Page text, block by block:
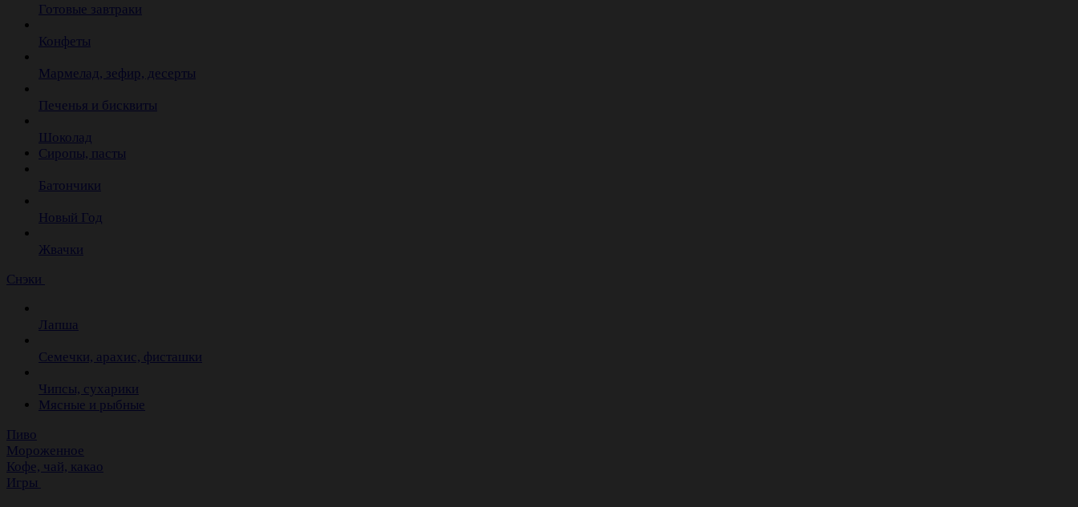
Готовые завтраки
Конфеты
Мармелад, зефир, десерты
Печенья и бисквиты
Шоколад
Сиропы, пасты
Батончики
Новый Год
Жвачки
Снэки
Лапша
Семечки, арахис, фисташки
Чипсы, сухарики
Мясные и рыбные
Пиво
Мороженное
Кофе, чай, какао
Игры